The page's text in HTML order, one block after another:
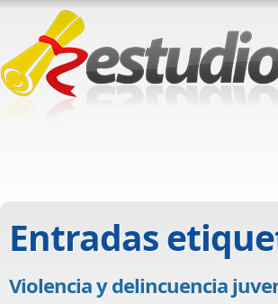
Entradas
Violencia y delincuencia